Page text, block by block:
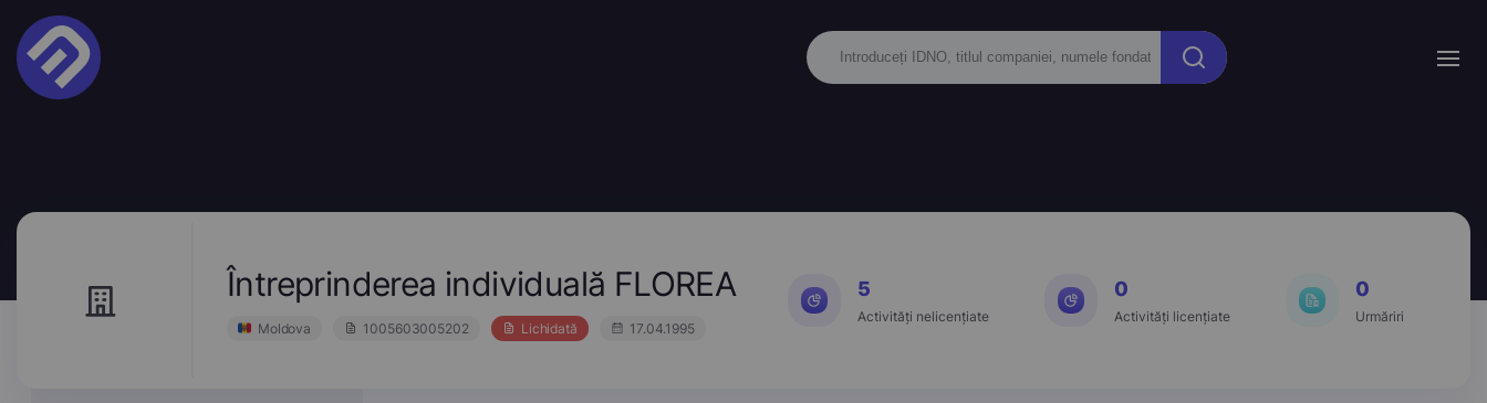
Întreprinderea individuală FLOREA
Moldova 1005603005202 Lichidată 17.04.1995
5
Activități nelicențiate
0
Activități licențiate
0
Urmăriri